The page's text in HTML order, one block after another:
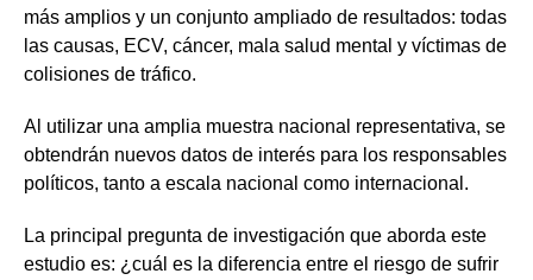
más amplios y un conjunto ampliado de resultados: todas
las causas, ECV, cáncer, mala salud mental y víctimas de
colisiones de tráfico.
Al utilizar una amplia muestra nacional representativa, se
obtendrán nuevos datos de interés para los responsables
políticos, tanto a escala nacional como internacional.
La principal pregunta de investigación que aborda este
estudio es: ¿cuál es la diferencia entre el riesgo de sufrir